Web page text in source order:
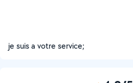
je suis a votre service;